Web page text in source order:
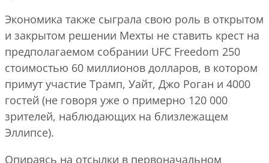
Экономика также сыграла свою роль в открытом
и закрытом решении Мехты не ставить крест на
предполагаемом собрании UFC Freedom 250
стоимостью 60 миллионов долларов, в котором
примут участие Трамп, Уайт, Джо Роган и 4000
гостей (не говоря уже о примерно 120 000
зрителей, наблюдающих на близлежащем
Эллипсе).
Опираясь на отсылки в первоначальном